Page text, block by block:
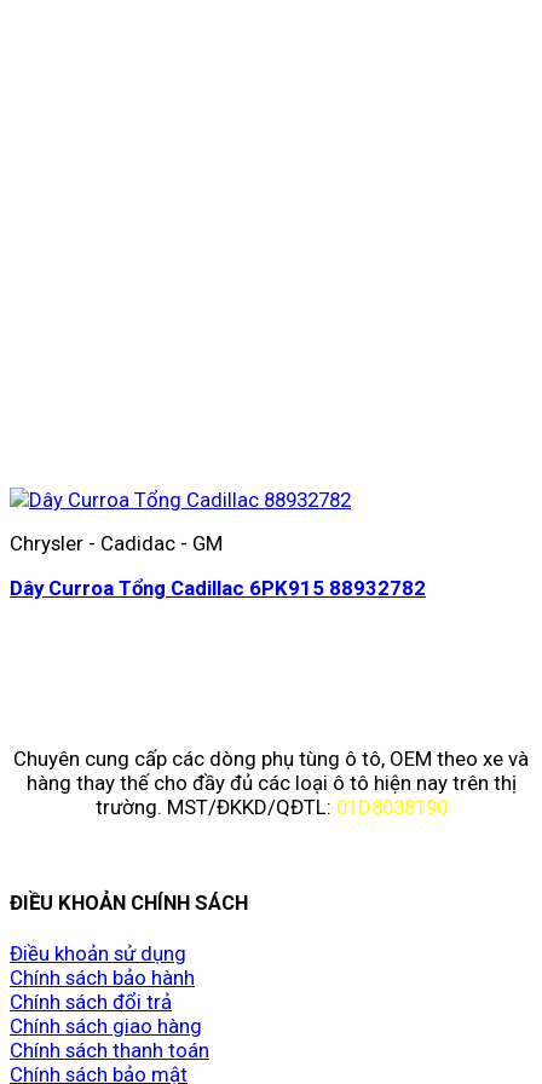
Chrysler - Cadidac - GM
Dây Curroa Tổng Cadillac 6PK915 88932782
Chuyên cung cấp các dòng phụ tùng ô tô, OEM theo xe và
hàng thay thế cho đầy đủ các loại ô tô hiện nay trên thị
trường. MST/ĐKKD/QĐTL: 01D8038190
ĐIỀU KHOẢN CHÍNH SÁCH
Điều khoản sử dụng
Chính sách bảo hành
Chính sách đổi trả
Chính sách giao hàng
Chính sách thanh toán
Chính sách bảo mật